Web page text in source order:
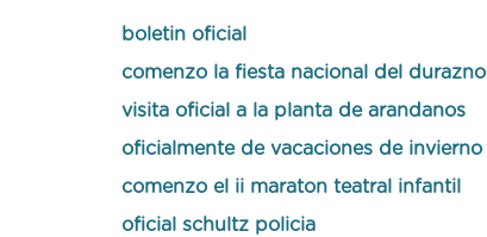
boletin oficial
comenzo la fiesta nacional del durazno
visita oficial a la planta de arandanos
oficialmente de vacaciones de invierno
comenzo el ii maraton teatral infantil
oficial schultz policia